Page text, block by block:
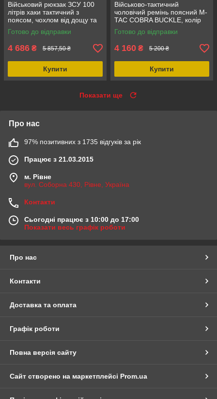
Військовий рюкзак ЗСУ 100
літрів хаки тактичний з
поясом, чохлом від дощу та
системою Molle Strength
knight
Готово до відправки
4 686 ₴ 5 857,50 ₴
Купити
Військово-тактичний
чоловічий ремінь поясний M-
TAC COBRA BUCKLE, колір
мультикам розмір XL/XXL,
міцний і надійний
Готово до відправки
4 160 ₴ 5 200 ₴
Купити
Показати ще
Про нас
97% позитивних з 1735 відгуків за рік
Працює з 21.03.2015
м. Рівне
вул. Соборна 430, Рівне, Україна
Контакти
Сьогодні працює з 10:00 до 17:00
Показати весь графік роботи
Про нас
Контакти
Доставка та оплата
Графік роботи
Повна версія сайту
Сайт створено на маркетплейсі Prom.ua